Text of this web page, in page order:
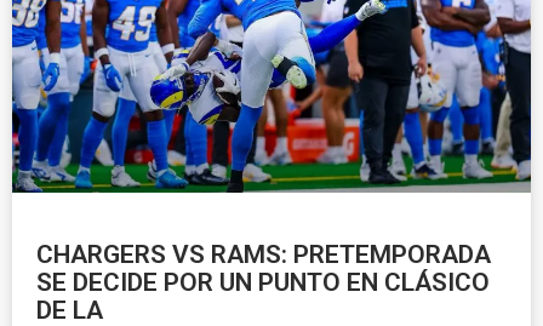
CHARGERS VS RAMS: PRETEMPORADA
SE DECIDE POR UN PUNTO EN CLÁSICO
DE LA